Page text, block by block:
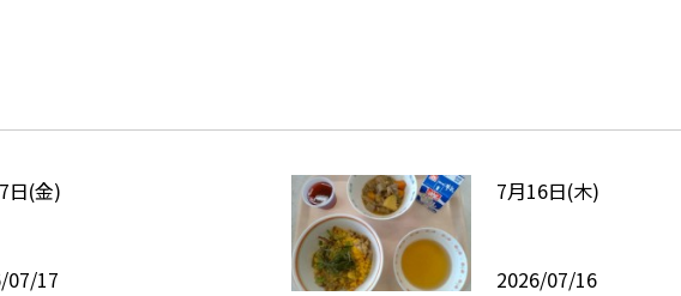
日(金)
07/17
7月16日(木)
2026/07/16